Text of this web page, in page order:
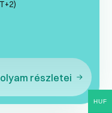
részletei
HUF